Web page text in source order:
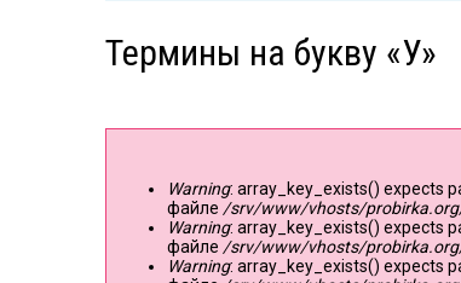
Термины на букву «У»
Сообщение об ошибке
Warning: array_key_exists() expects
файле /srv/www/vhosts/
Warning: array_key_exists() expects
файле /srv/www/vhosts/
Warning: array_key_exists() expects